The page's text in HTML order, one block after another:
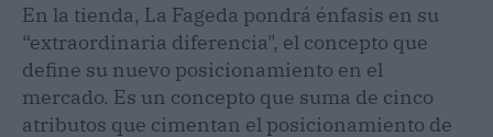
En la tienda, La Fageda pondrá énfasis en su
“extraordinaria diferencia", el concepto que
define su nuevo posicionamiento en el
mercado. Es un concepto que suma de cinco
atributos que cimentan el posicionamiento de